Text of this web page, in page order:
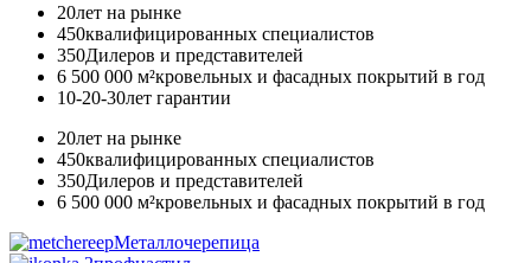
20лет на рынке
450квалифицированных специалистов
350Дилеров и представителей
6 500 000 м²кровельных и фасадных покрытий в год
10-20-30лет гарантии
20лет на рынке
450квалифицированных специалистов
350Дилеров и представителей
6 500 000 м²кровельных и фасадных покрытий в год
Металлочерепица